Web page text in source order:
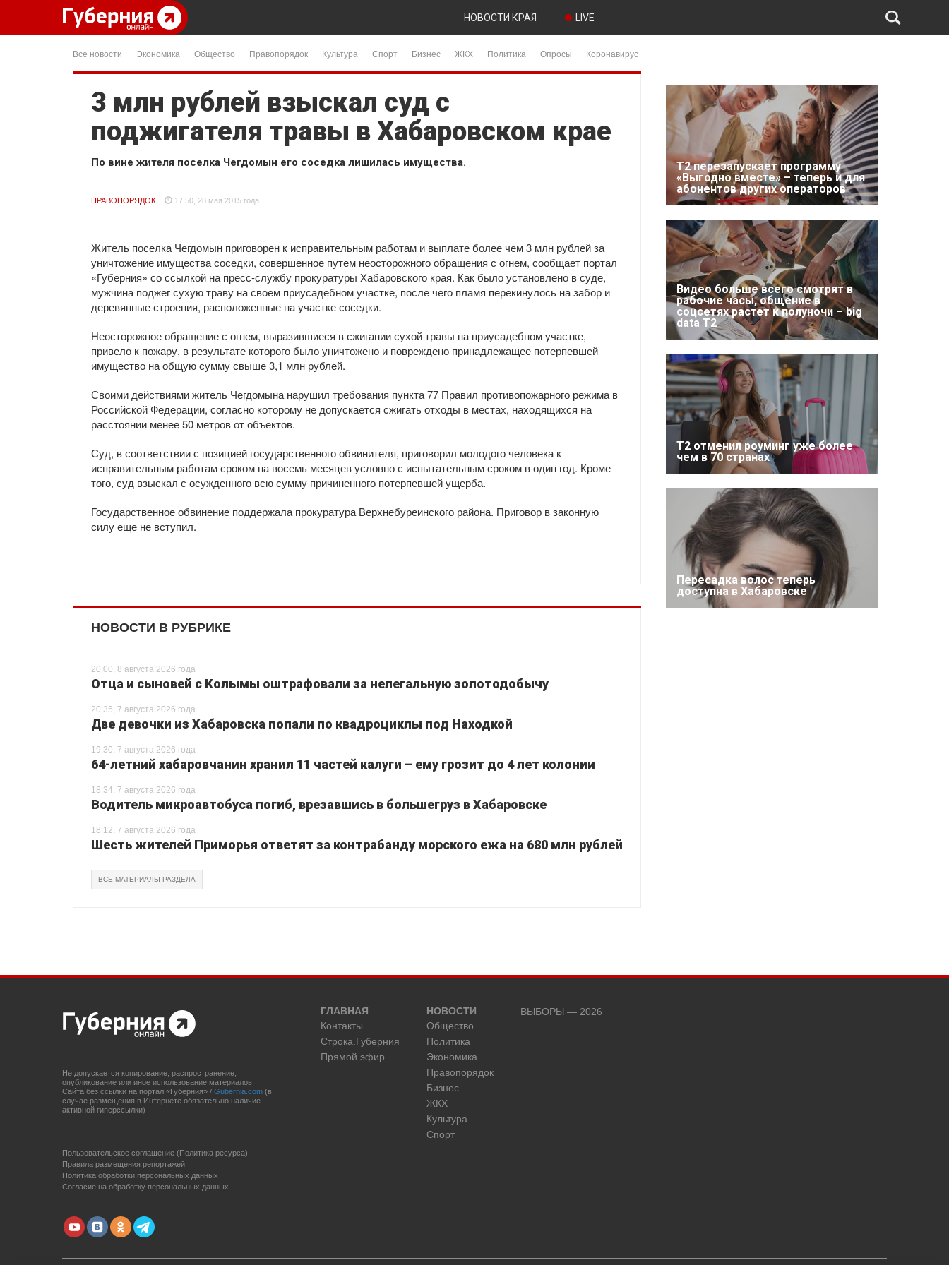
НОВОСТИ КРАЯ LIVE
Все новости Экономика Общество Правопорядок Культура Спорт Бизнес ЖКХ Политика Опросы Коронавирус
3 млн рублей взыскал суд с
поджигателя травы в Хабаровском крае
По вине жителя поселка Чегдомын его соседка лишилась имущества.
ПРАВОПОРЯДОК 17:50, 28 мая 2015 года
Житель поселка Чегдомын приговорен к исправительным работам и выплате более чем 3 млн рублей за
уничтожение имущества соседки, совершенное путем неосторожного обращения с огнем, сообщает портал
«Губерния» со ссылкой на пресс-службу прокуратуры Хабаровского края. Как было установлено в суде,
мужчина поджег сухую траву на своем приусадебном участке, после чего пламя перекинулось на забор и
деревянные строения, расположенные на участке соседки.
Неосторожное обращение с огнем, выразившиеся в сжигании сухой травы на приусадебном участке,
привело к пожару, в результате которого было уничтожено и повреждено принадлежащее потерпевшей
имущество на общую сумму свыше 3,1 млн рублей.
Своими действиями житель Чегдомына нарушил требования пункта 77 Правил противопожарного режима в
Российской Федерации, согласно которому не допускается сжигать отходы в местах, находящихся на
расстоянии менее 50 метров от объектов.
Суд, в соответствии с позицией государственного обвинителя, приговорил молодого человека к
исправительным работам сроком на восемь месяцев условно с испытательным сроком в один год. Кроме
того, суд взыскал с осужденного всю сумму причиненного потерпевшей ущерба.
Государственное обвинение поддержала прокуратура Верхнебуреинского района. Приговор в законную
силу еще не вступил.
НОВОСТИ В РУБРИКЕ
20:00, 8 августа 2026 года
Отца и сыновей с Колымы оштрафовали за нелегальную золотодобычу
20:35, 7 августа 2026 года
Две девочки из Хабаровска попали по квадроциклы под Находкой
19:30, 7 августа 2026 года
64-летний хабаровчанин хранил 11 частей калуги – ему грозит до 4 лет колонии
18:34, 7 августа 2026 года
Водитель микроавтобуса погиб, врезавшись в большегруз в Хабаровске
18:12, 7 августа 2026 года
Шесть жителей Приморья ответят за контрабанду морского ежа на 680 млн рублей
ВСЕ МАТЕРИАЛЫ РАЗДЕЛА
Т2 перезапускает программу
«Выгодно вместе» – теперь и для
абонентов других операторов
Видео больше всего смотрят в
рабочие часы, общение в
соцсетях растет к полуночи – big
data T2
Т2 отменил роуминг уже более
чем в 70 странах
Пересадка волос теперь
доступна в Хабаровске
Не допускается копирование, распространение,
опубликование или иное использование материалов
Сайта без ссылки на портал «Губерния» / Gubernia.com (в
случае размещения в Интернете обязательно наличие
активной гиперссылки)
Пользовательское соглашение (Политика ресурса)
Правила размещения репортажей
Политика обработки персональных данных
Согласие на обработку персональных данных
ГЛАВНАЯ
Контакты
Строка.Губерния
Прямой эфир
НОВОСТИ
Общество
Политика
Экономика
Правопорядок
Бизнес
ЖКХ
Культура
Спорт
ВЫБОРЫ — 2026